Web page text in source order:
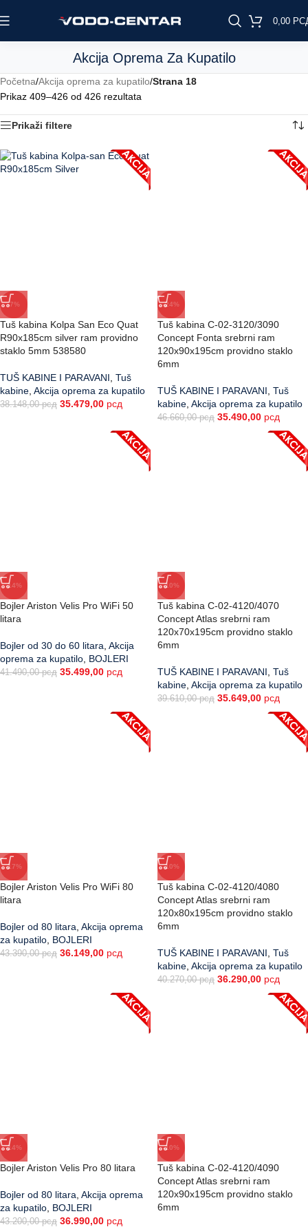
0,00
Akcija Oprema Za Kupatilo
Početna/Akcija oprema za kupatilo/Strana 18
Prikaz 409–426 od 426 rezultata
Prikaži filtere
-7%
Tuš kabina Kolpa San Eco Quat
R90x185cm silver ram providno
staklo 5mm 538580
TUŠ KABINE I PARAVANI Tuš
kabine Akcija oprema za kupatilo
38.148,00рсд 35.479,00 рсд
-24%
Tuš kabina C-02-3120/3090
Concept Fonta srebrni ram
120x90x195cm providno staklo
6mm
TUŠ KABINE I PARAVANI Tuš
kabine Akcija oprema za kupatilo
46.660,00рсд 35.490,00 рсд
-14%
Bojler Ariston Velis Pro WiFi 50
litara
Bojler od 30 do 60 litara Akcija
oprema za kupatilo BOJLERI
41.490,00рсд 35.499,00 рсд
-10%
Tuš kabina C-02-4120/4070
Concept Atlas srebrni ram
120x70x195cm providno staklo
6mm
TUŠ KABINE I PARAVANI Tuš
kabine Akcija oprema za kupatilo
39.610,00рсд 35.649,00 рсд
-17%
Bojler Ariston Velis Pro WiFi 80
litara
Bojler od 80 litara Akcija oprema
za kupatilo BOJLERI
43.390,00рсд 36.149,00 рсд
-10%
Tuš kabina C-02-4120/4080
Concept Atlas srebrni ram
120x80x195cm providno staklo
6mm
TUŠ KABINE I PARAVANI Tuš
kabine Akcija oprema za kupatilo
40.270,00рсд 36.290,00 рсд
-14%
Bojler Ariston Velis Pro 80 litara
Bojler od 80 litara Akcija oprema
za kupatilo BOJLERI
43.200,00рсд 36.990,00 рсд
-10%
Tuš kabina C-02-4120/4090
Concept Atlas srebrni ram
120x90x195cm providno staklo
6mm